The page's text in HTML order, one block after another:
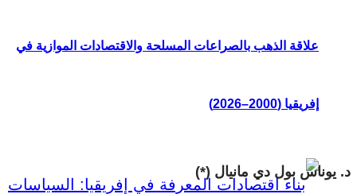
علاقة الذهب بالصراعات المسلحة والاقتصادات الموازية في
إفريقيا (2000–2026)
د. يوناس بول دي مانيال (*)